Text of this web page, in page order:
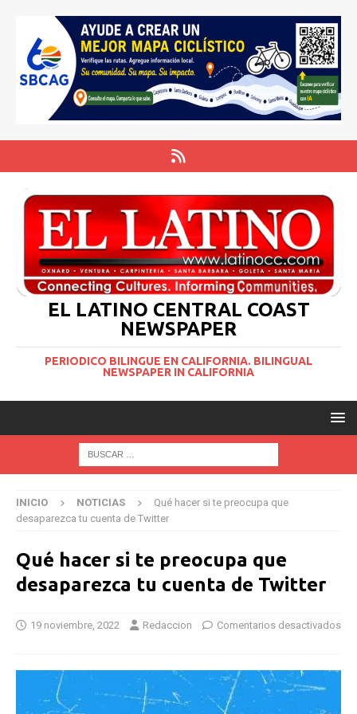
EL LATINO CENTRAL COAST
NEWSPAPER
PERIODICO BILINGUE EN CALIFORNIA. BILINGUAL
NEWSPAPER IN CALIFORNIA
INICIO NOTICIAS
Qué hacer si te preocupa que
desaparezca tu cuenta de Twitter
Qué hacer si te preocupa que
desaparezca tu cuenta de Twitter
19 noviembre, 2022 Redaccion Comentarios desactivados